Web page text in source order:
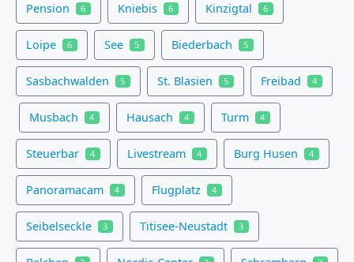
Pension 6 Kniebis 6 Kinzigtal 6
Loipe 6 See 5 Biederbach 5
Sasbachwalden 5 St. Blasien 5 Freibad 4
Musbach 4 Hausach 4 Turm 4
Steuerbar 4 Livestream 4 Burg Husen 4
Panoramacam 4 Flugplatz 4
Seibelseckle 3 Titisee-Neustadt 3